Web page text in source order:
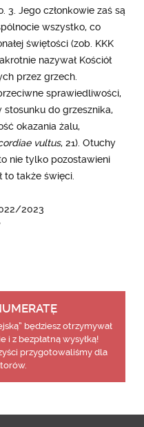
3. Jego członkowie zaś są
wszystko, co
świętości (zob. KKK
nazywał Kościół
przez grzech.
sprawiedliwości,
do grzesznika,
okazania żalu,
vultus, 21). Otuchy
nie tylko pozostawieni
to także święci.
2023
będziesz otrzymywał
z bezpłatną wysyłką!
przygotowaliśmy dla